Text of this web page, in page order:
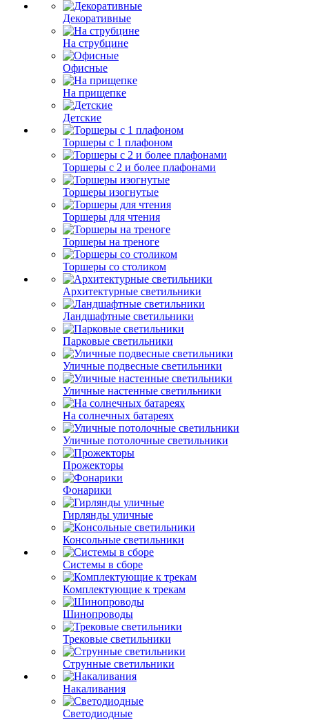
Декоративные
На струбцине
Офисные
На прищепке
Детские
Торшеры с 1 плафоном
Торшеры с 2 и более плафонами
Торшеры изогнутые
Торшеры для чтения
Торшеры на треноге
Торшеры со столиком
Архитектурные светильники
Ландшафтные светильники
Парковые светильники
Уличные подвесные светильники
Уличные настенные светильники
На солнечных батареях
Уличные потолочные светильники
Прожекторы
Фонарики
Гирлянды уличные
Консольные светильники
Системы в сборе
Комплектующие к трекам
Шинопроводы
Трековые светильники
Струнные светильники
Накаливания
Светодиодные